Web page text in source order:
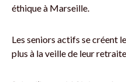
éthique à Marseille.
Les seniors actifs se créent
plus à la veille de leur retraite.